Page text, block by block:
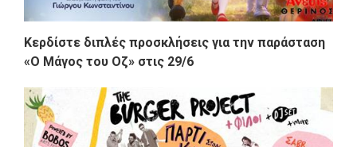
Κερδίστε διπλές προσκλήσεις για την παράσταση
«Ο Μάγος του Οζ» στις 29/6